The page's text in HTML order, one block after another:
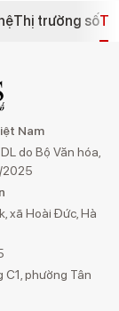
Thị trường số
Nam
do Bộ Văn hóa,
2025
xã Hoài Đức, Hà
C1, phường Tân